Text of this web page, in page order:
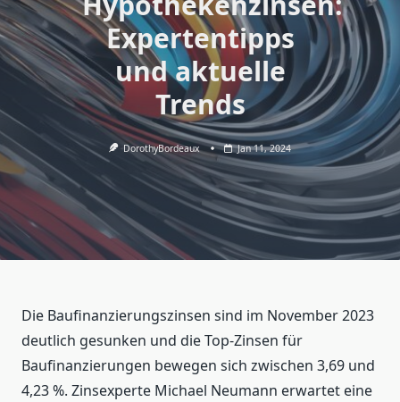
Expertentipps
und aktuelle
Trends
DorothyBordeaux Jan 11, 2024
Die Baufinanzierungszinsen sind im November 2023
deutlich gesunken und die Top-Zinsen für
Baufinanzierungen bewegen sich zwischen 3,69 und
4,23 %. Zinsexperte Michael Neumann erwartet eine